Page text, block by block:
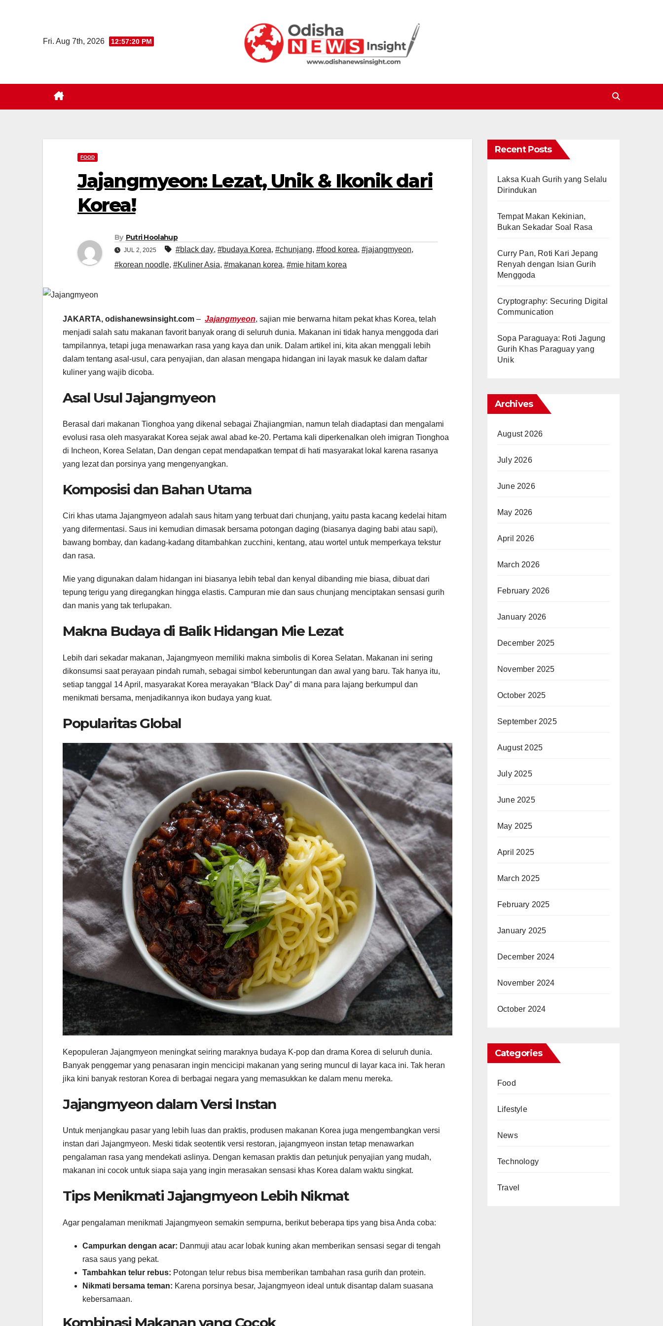
Fri. Aug 7th, 2026 12:57:22 PM
FOOD
Jajangmyeon: Lezat, Unik & Ikonik dari
Korea!
By Putri Hoolahup
JUL 2, 2025 #black day, #budaya Korea, #chunjang, #food korea, #jajangmyeon,
#korean noodle, #Kuliner Asia, #makanan korea, #mie hitam korea
JAKARTA, odishanewsinsight.com – Jajangmyeon, sajian mie berwarna hitam pekat khas Korea, telah
menjadi salah satu makanan favorit banyak orang di seluruh dunia. Makanan ini tidak hanya menggoda dari
tampilannya, tetapi juga menawarkan rasa yang kaya dan unik. Dalam artikel ini, kita akan menggali lebih
dalam tentang asal-usul, cara penyajian, dan alasan mengapa hidangan ini layak masuk ke dalam daftar
kuliner yang wajib dicoba.
Asal Usul Jajangmyeon
Berasal dari makanan Tionghoa yang dikenal sebagai Zhajiangmian, namun telah diadaptasi dan mengalami
evolusi rasa oleh masyarakat Korea sejak awal abad ke-20. Pertama kali diperkenalkan oleh imigran Tionghoa
di Incheon, Korea Selatan, Dan dengan cepat mendapatkan tempat di hati masyarakat lokal karena rasanya
yang lezat dan porsinya yang mengenyangkan.
Komposisi dan Bahan Utama
Ciri khas utama Jajangmyeon adalah saus hitam yang terbuat dari chunjang, yaitu pasta kacang kedelai hitam
yang difermentasi. Saus ini kemudian dimasak bersama potongan daging (biasanya daging babi atau sapi),
bawang bombay, dan kadang-kadang ditambahkan zucchini, kentang, atau wortel untuk memperkaya tekstur
dan rasa.
Mie yang digunakan dalam hidangan ini biasanya lebih tebal dan kenyal dibanding mie biasa, dibuat dari
tepung terigu yang diregangkan hingga elastis. Campuran mie dan saus chunjang menciptakan sensasi gurih
dan manis yang tak terlupakan.
Makna Budaya di Balik Hidangan Mie Lezat
Lebih dari sekadar makanan, Jajangmyeon memiliki makna simbolis di Korea Selatan. Makanan ini sering
dikonsumsi saat perayaan pindah rumah, sebagai simbol keberuntungan dan awal yang baru. Tak hanya itu,
setiap tanggal 14 April, masyarakat Korea merayakan “Black Day” di mana para lajang berkumpul dan
menikmati bersama, menjadikannya ikon budaya yang kuat.
Popularitas Global
Kepopuleran Jajangmyeon meningkat seiring maraknya budaya K-pop dan drama Korea di seluruh dunia.
Banyak penggemar yang penasaran ingin mencicipi makanan yang sering muncul di layar kaca ini. Tak heran
jika kini banyak restoran Korea di berbagai negara yang memasukkan ke dalam menu mereka.
Jajangmyeon dalam Versi Instan
Untuk menjangkau pasar yang lebih luas dan praktis, produsen makanan Korea juga mengembangkan versi
instan dari Jajangmyeon. Meski tidak seotentik versi restoran, jajangmyeon instan tetap menawarkan
pengalaman rasa yang mendekati aslinya. Dengan kemasan praktis dan petunjuk penyajian yang mudah,
makanan ini cocok untuk siapa saja yang ingin merasakan sensasi khas Korea dalam waktu singkat.
Tips Menikmati Jajangmyeon Lebih Nikmat
Agar pengalaman menikmati Jajangmyeon semakin sempurna, berikut beberapa tips yang bisa Anda coba:
Campurkan dengan acar: Danmuji atau acar lobak kuning akan memberikan sensasi segar di tengah
rasa saus yang pekat.
Tambahkan telur rebus: Potongan telur rebus bisa memberikan tambahan rasa gurih dan protein.
Nikmati bersama teman: Karena porsinya besar, Jajangmyeon ideal untuk disantap dalam suasana
kebersamaan.
Kombinasi Makanan yang Cocok
Recent Posts
Laksa Kuah Gurih yang Selalu
Dirindukan
Tempat Makan Kekinian,
Bukan Sekadar Soal Rasa
Curry Pan, Roti Kari Jepang
Renyah dengan Isian Gurih
Menggoda
Cryptography: Securing Digital
Communication
Sopa Paraguaya: Roti Jagung
Gurih Khas Paraguay yang
Unik
Archives
August 2026
July 2026
June 2026
May 2026
April 2026
March 2026
February 2026
January 2026
December 2025
November 2025
October 2025
September 2025
August 2025
July 2025
June 2025
May 2025
April 2025
March 2025
February 2025
January 2025
December 2024
November 2024
October 2024
Categories
Food
Lifestyle
News
Technology
Travel